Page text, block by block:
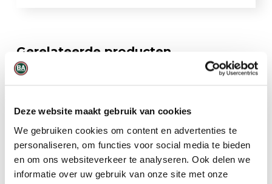
Deze website maakt gebruik van cookies
We gebruiken cookies om content en advertenties te
personaliseren, om functies voor social media te bieden
en om ons websiteverkeer te analyseren. Ook delen we
informatie over uw gebruik van onze site met onze
Gerelateerde producten